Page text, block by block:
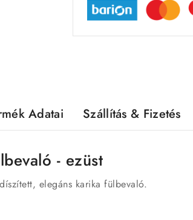
Adatai Szállítás & Fizetés
- ezüst
elegáns karika fülbevaló.